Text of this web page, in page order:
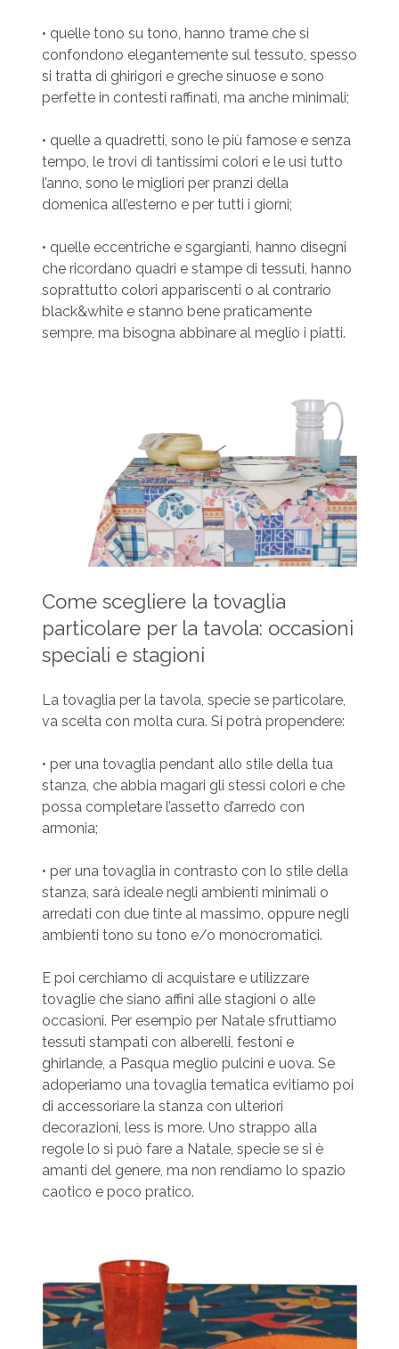
• quelle tono su tono, hanno trame che si
confondono elegantemente sul tessuto, spesso
si tratta di ghirigori e greche sinuose e sono
perfette in contesti raffinati, ma anche minimali;
• quelle a quadretti, sono le più famose e senza
tempo, le trovi di tantissimi colori e le usi tutto
l’anno, sono le migliori per pranzi della
domenica all’esterno e per tutti i giorni;
• quelle eccentriche e sgargianti, hanno disegni
che ricordano quadri e stampe di tessuti, hanno
soprattutto colori appariscenti o al contrario
black&white e stanno bene praticamente
sempre, ma bisogna abbinare al meglio i piatti.
Come scegliere la tovaglia
particolare per la tavola: occasioni
speciali e stagioni
La tovaglia per la tavola, specie se particolare,
va scelta con molta cura. Si potrà propendere:
• per una tovaglia pendant allo stile della tua
stanza, che abbia magari gli stessi colori e che
possa completare l’assetto d’arredo con
armonia;
• per una tovaglia in contrasto con lo stile della
stanza, sarà ideale negli ambienti minimali o
arredati con due tinte al massimo, oppure negli
ambienti tono su tono e/o monocromatici.
E poi cerchiamo di acquistare e utilizzare
tovaglie che siano affini alle stagioni o alle
occasioni. Per esempio per Natale sfruttiamo
tessuti stampati con alberelli, festoni e
ghirlande, a Pasqua meglio pulcini e uova. Se
adoperiamo una tovaglia tematica evitiamo poi
di accessoriare la stanza con ulteriori
decorazioni, less is more. Uno strappo alla
regole lo si può fare a Natale, specie se si è
amanti del genere, ma non rendiamo lo spazio
caotico e poco pratico.